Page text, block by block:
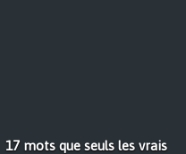
17 mots que seuls les vrais